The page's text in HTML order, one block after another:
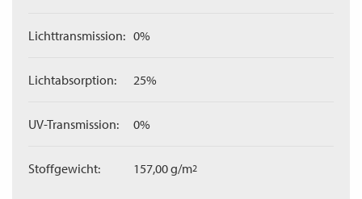
Lichttransmission: 0%
Lichtabsorption: 25%
UV-Transmission: 0%
Stoffgewicht: 157,00 g/m2